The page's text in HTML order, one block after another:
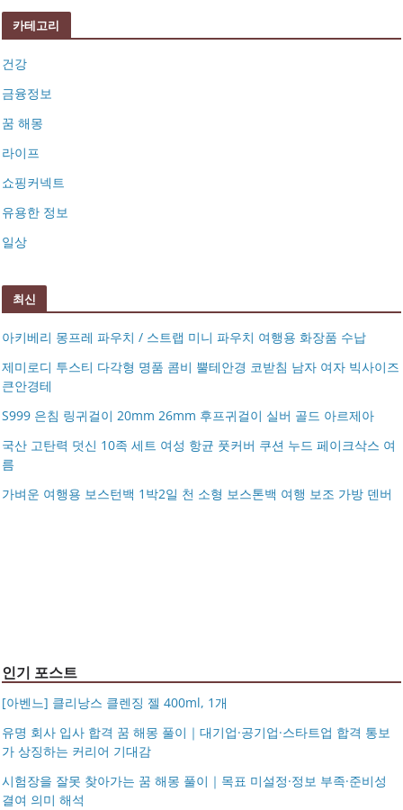
카테고리
건강
금융정보
꿈 해몽
라이프
쇼핑커넥트
유용한 정보
일상
최신
아키베리 몽프레 파우치 / 스트랩 미니 파우치 여행용 화장품 수납
제미로디 투스티 다각형 명품 콤비 뿔테안경 코받침 남자 여자 빅사이즈
큰안경테
S999 은침 링귀걸이 20mm 26mm 후프귀걸이 실버 골드 아르제아
국산 고탄력 덧신 10족 세트 여성 항균 풋커버 쿠션 누드 페이크삭스 여
름
가벼운 여행용 보스턴백 1박2일 천 소형 보스톤백 여행 보조 가방 덴버
아키베리 몽프레 파우치 / 스트랩 미니 파우치 여행용 화장
품 수납
제미로디 투스티 다각형 명품 콤비 뿔테안경 코받침 남자
인기 포스트
[아벤느] 클리낭스 클렌징 젤 400ml, 1개
유명 회사 입사 합격 꿈 해몽 풀이｜대기업·공기업·스타트업 합격 통보
가 상징하는 커리어 기대감
시험장을 잘못 찾아가는 꿈 해몽 풀이｜목표 미설정·정보 부족·준비성
결여 의미 해석